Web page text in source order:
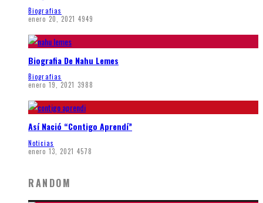
Biografias
enero 20, 2021 4949
Biografia De Nahu Lemes
Biografias
enero 19, 2021 3988
Así Nació “Contigo Aprendí”
Noticias
enero 13, 2021 4578
RANDOM